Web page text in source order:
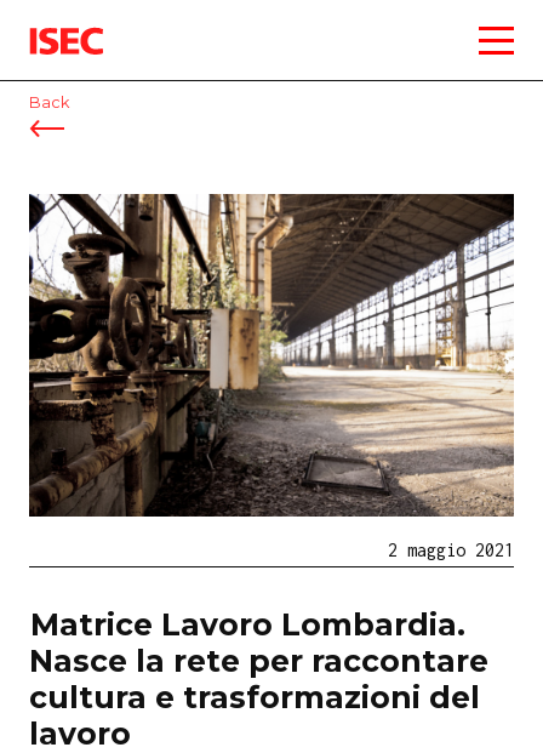
ISEC
Back
2 maggio 2021
Matrice Lavoro Lombardia.
Nasce la rete per raccontare
cultura e trasformazioni del
lavoro